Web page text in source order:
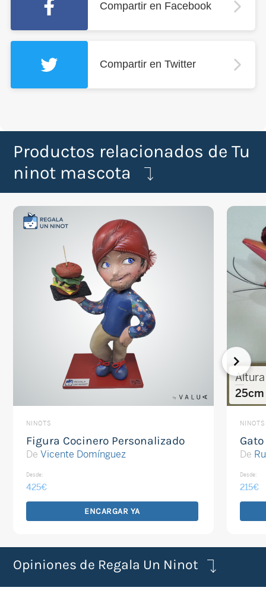
Compartir en Facebook
Compartir en Twitter
Productos relacionados de Tu
ninot mascota
NINOTS
Figura Cocinero Personalizado
De Vicente Domínguez
Desde:
425€
ENCARGAR YA
Altura
25cm
NINOTS
Gato
De
Desde:
215€
Opiniones de Regala Un Ninot